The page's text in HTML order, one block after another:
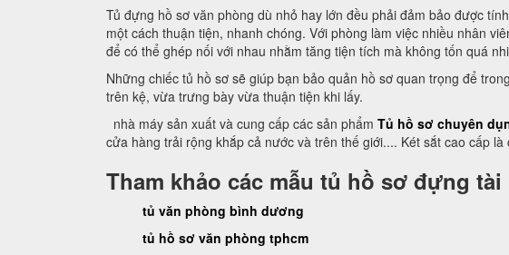
Tủ đựng hồ sơ văn phòng dù nhỏ hay lớn đều phải đảm bảo được
một cách thuận tiện, nhanh chóng. Với phòng làm việc nhiều nhân
để có thể ghép nối với nhau nhằm tăng tiện tích mà không tốn quá
Những chiếc tủ hồ sơ sẽ giúp bạn bảo quản hồ sơ quan trọng để
trên kệ, vừa trưng bày vừa thuận tiện khi lấy.
nhà máy sản xuất và cung cấp các sản phẩm Tủ hồ sơ chuyên
cửa hàng trải rộng khắp cả nước và trên thế giới.... Két sắt cao cấp
Tham khảo các mẫu tủ hồ sơ đựng
tủ văn phòng bình dương
tủ hồ sơ văn phòng tphcm